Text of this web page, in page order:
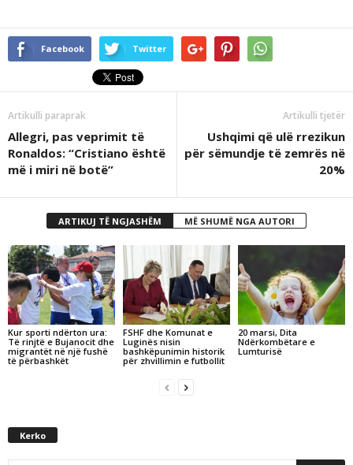
Facebook Twitter
Artikulli paraprak
Allegri, pas veprimit të
Ronaldos: “Cristiano është
më i miri në botë”
Artikulli tjetër
Ushqimi që ulë rrezikun
për sëmundje të zemrës në
20%
ARTIKUJ TË NGJASHËM MË SHUMË NGA AUTORI
Kur sporti ndërton ura:
Të rinjtë e Bujanocit dhe
migrantët në një fushë
të përbashkët
FSHF dhe Komunat e
Luginës nisin
bashkëpunimin historik
për zhvillimin e futbollit
20 marsi, Dita
Ndërkombëtare e
Lumturisë
Kerko